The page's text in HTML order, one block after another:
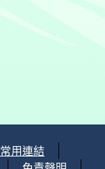
常用連結